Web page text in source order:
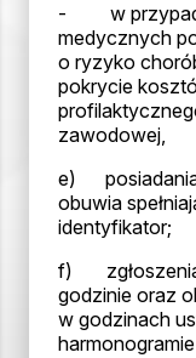
- w
medycznych
o ryzyko
pokrycie
zawodowej,
e) posiadania
obuwia
identyfikator;
f) zgłoszenia
godzinie oraz
w godzinach